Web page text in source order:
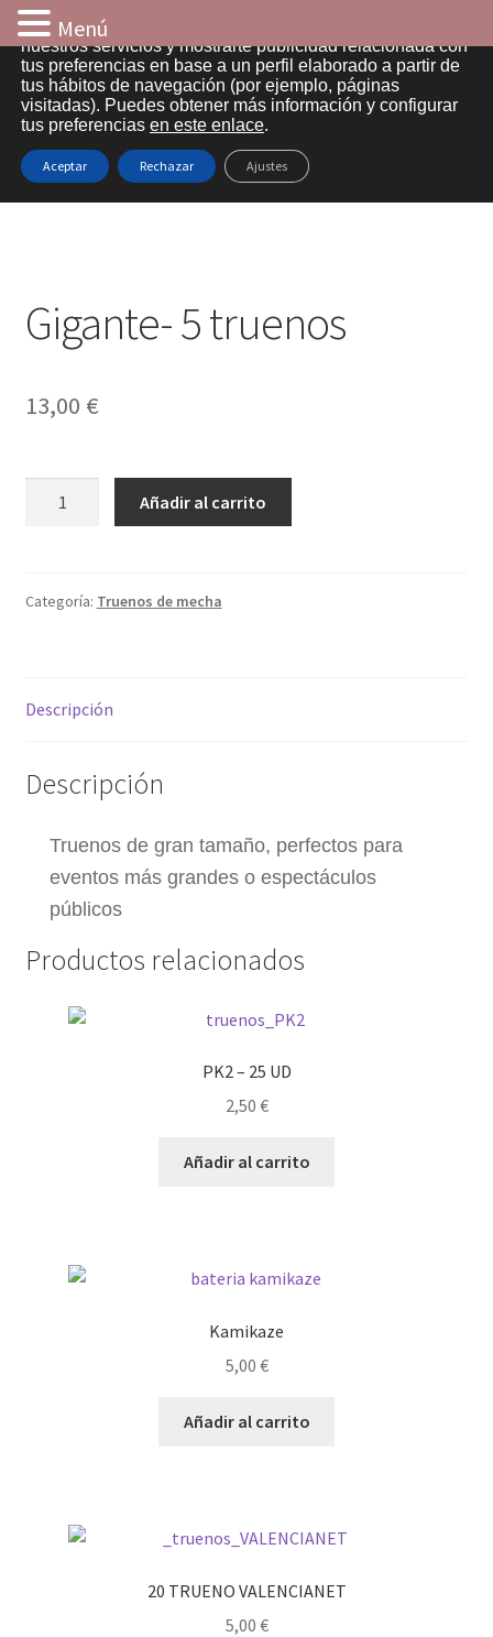
Ir
a
navegación
Ir
al
contenido
Inicio
Aviso legal
Checkout
Entrega
Información sobre cookies
Política de privacidad
Términos y condiciones
Inicio Truenos de mecha Gigante- 5 truenos
Gigante- 5 truenos
13,00 €
Añadir al carrito
Categoría: Truenos de mecha
Descripción
Descripción
Truenos de gran tamaño, perfectos para
eventos más grandes o espectáculos
públicos
Productos relacionados
PK2 – 25 UD
2,50 €
Añadir al carrito
Kamikaze
5,00 €
Añadir al carrito
20 TRUENO VALENCIANET
5,00 €
Menú
Utilizamos cookies propias y de terceros para analizar
nuestros servicios y mostrarte publicidad relacionada con
tus preferencias en base a un perfil elaborado a partir de
tus hábitos de navegación (por ejemplo, páginas
visitadas). Puedes obtener más información y configurar
tus preferencias en este enlace.
Aceptar Rechazar Ajustes